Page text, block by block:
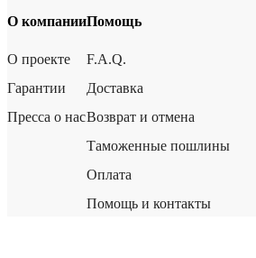
О компании
О проекте
Гарантии
Пресса о нас
Помощь
F.A.Q.
Доставка
Возврат и отмена
Таможенные пошлины
Оплата
Помощь и контакты